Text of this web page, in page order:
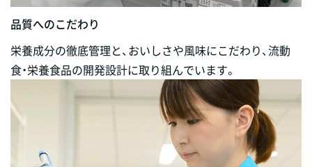
品質へのこだわり
栄養成分の徹底管理と、おいしさや風味にこだわり、流動
食・栄養食品の開発設計に取り組んでいます。